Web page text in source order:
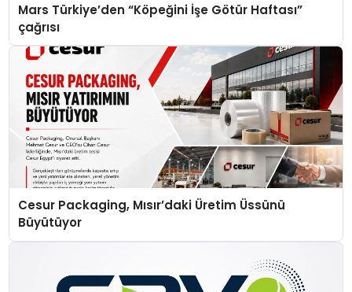
Mars Türkiye’den “Köpeğini İşe Götür Haftası”
çağrısı
Cesur Packaging, Mısır’daki Üretim Üssünü
Büyütüyor